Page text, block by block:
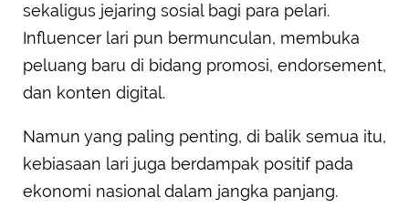
sekaligus jejaring sosial bagi para pelari.
Influencer lari pun bermunculan, membuka
peluang baru di bidang promosi, endorsement,
dan konten digital.
Namun yang paling penting, di balik semua itu,
kebiasaan lari juga berdampak positif pada
ekonomi nasional dalam jangka panjang.